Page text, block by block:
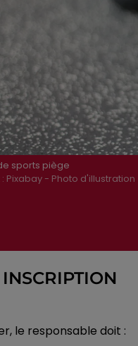
sports piège
Pixabay - Photo d'illustration
le responsable doit :